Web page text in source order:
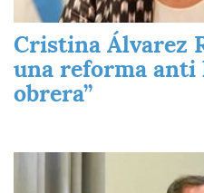
Cristina Álvarez
una reforma
obrera”